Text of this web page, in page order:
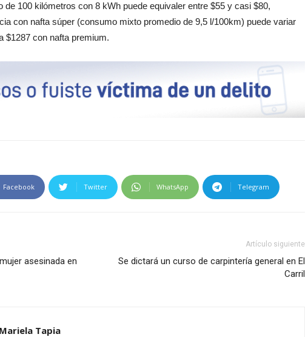
de 100 kilómetros con 8 kWh puede equivaler entre $55 y casi $80,
con nafta súper (consumo mixto promedio de 9,5 l/100km) puede variar
$1287 con nafta premium.
Facebook Twitter WhatsApp Telegram
asesinada en
Artículo siguiente
Se dictará un curso de carpintería general en El
Carril
Tapia